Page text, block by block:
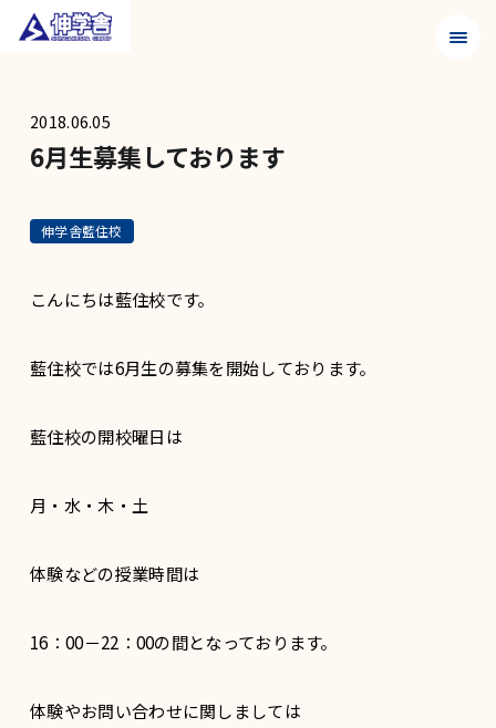
メニ
2018.06.05
6月生募集しております
伸学舎藍住校
こんにちは藍住校です。
藍住校では6月生の募集を開始しております。
藍住校の開校曜日は
月・水・木・土
体験などの授業時間は
16：00－22：00の間となっております。
体験やお問い合わせに関しましては